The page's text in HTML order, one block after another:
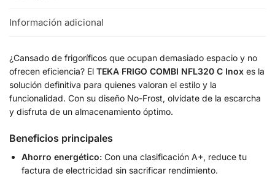
Información adicional
¿Cansado de frigoríficos que ocupan demasiado espacio y no
ofrecen eficiencia? El TEKA FRIGO COMBI NFL320 C Inox es la
solución definitiva para quienes valoran el estilo y la
funcionalidad. Con su diseño No-Frost, olvídate de la escarcha
y disfruta de un almacenamiento óptimo.
Beneficios principales
Ahorro energético: Con una clasificación A+, reduce tu
factura de electricidad sin sacrificar rendimiento.